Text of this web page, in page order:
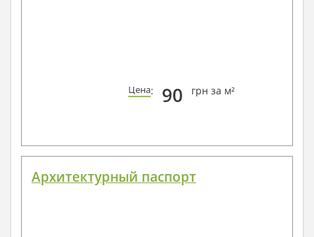
Цена: 90 грн за м²
Архитектурный паспорт